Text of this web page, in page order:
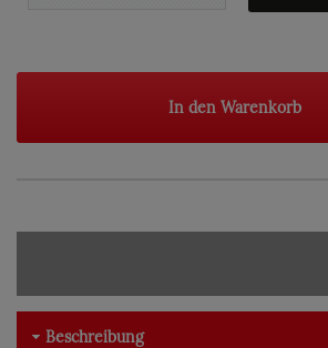
In den Warenkorb
Beschreibung